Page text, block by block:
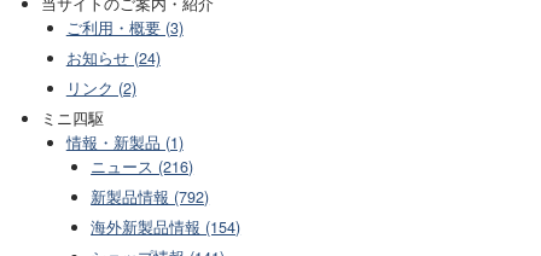
ご利用・概要 (3)
お知らせ (24)
リンク (2)
ミニ四駆
情報・新製品 (1)
ニュース (216)
新製品情報 (792)
海外新製品情報 (154)